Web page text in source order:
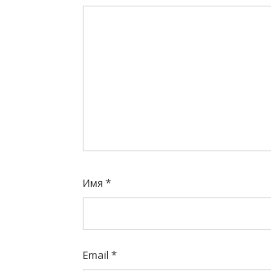
Имя *
Email *